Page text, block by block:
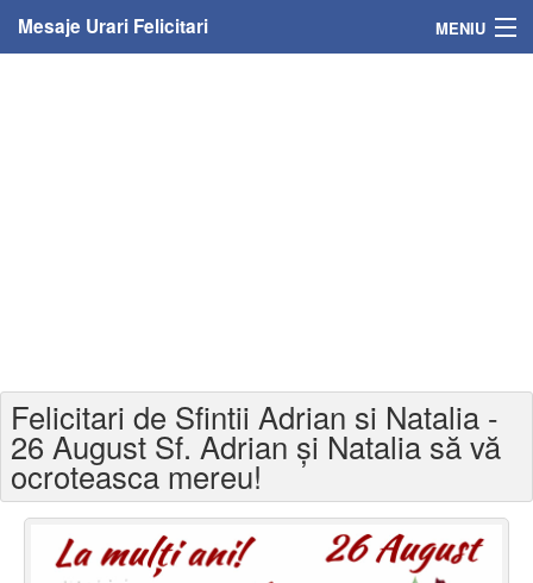
Mesaje Urari Felicitari MENIU
Felicitari varsta
Felicitari zilele anului
Felicitari zile saptamana
Felicitari de Sfintii Adrian si Natalia -
26 August Sf. Adrian și Natalia să vă
ocroteasca mereu!